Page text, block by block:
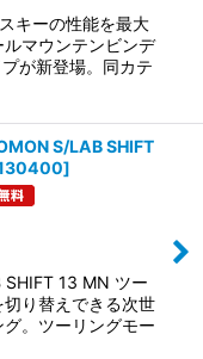
キーの性能を最大
マウンテンビンデ
が新登場。同カテ
S/LAB SHIFT
]
13 MN ツー
り替えできる次世
。ツーリングモー